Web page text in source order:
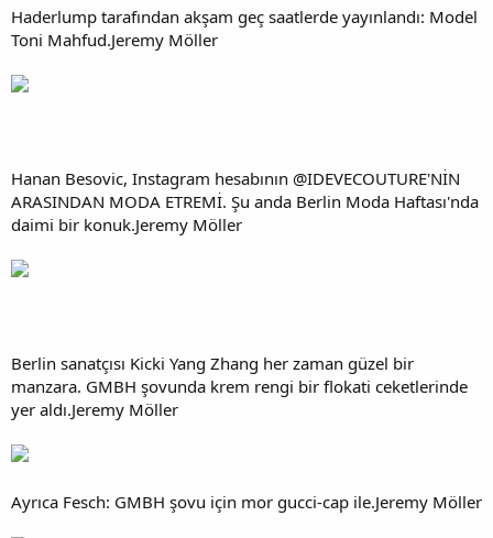
Haderlump tarafından akşam geç saatlerde yayınlandı: Model
Toni Mahfud.Jeremy Möller
Hanan Besovic, Instagram hesabının @IDEVECOUTURE'NİN
ARASINDAN MODA ETREMİ. Şu anda Berlin Moda Haftası'nda
daimi bir konuk.Jeremy Möller
Berlin sanatçısı Kicki Yang Zhang her zaman güzel bir
manzara. GMBH şovunda krem rengi bir flokati ceketlerinde
yer aldı.Jeremy Möller
Ayrıca Fesch: GMBH şovu için mor gucci-cap ile.Jeremy Möller